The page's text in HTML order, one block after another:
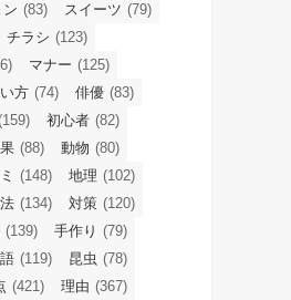
ン (83) スイーツ (79)
チラシ (123)
マナー (125)
方 (74) 俳優 (83)
初心者 (82)
(88) 動物 (80)
(148) 地理 (102)
(134) 対策 (120)
(139) 手作り (79)
(119) 昆虫 (78)
(421) 理由 (367)